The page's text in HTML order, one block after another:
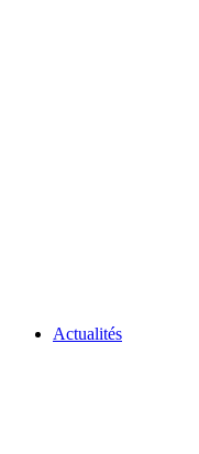
Actualités